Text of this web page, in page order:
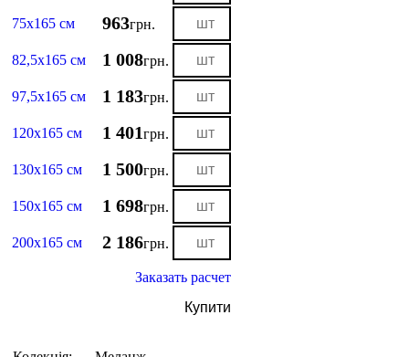
75х165 см 963грн.
82,5х165 см 1 008грн.
97,5х165 см 1 183грн.
120х165 см 1 401грн.
130х165 см 1 500грн.
150х165 см 1 698грн.
200х165 см 2 186грн.
Заказать расчет
Купити